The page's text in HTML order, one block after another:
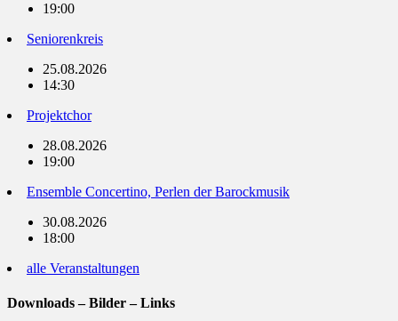
19:00
Seniorenkreis
25.08.2026
14:30
Projektchor
28.08.2026
19:00
Ensemble Concertino, Perlen der Barockmusik
30.08.2026
18:00
alle Veranstaltungen
Downloads – Bilder – Links